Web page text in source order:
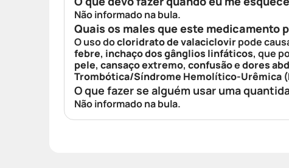
Não informado na bula.
Quais os males que este medicamento
O uso docloridrato de valaciclovirpode
febre, inchaço dos gânglios linfáticos, que
pele, cansaço extremo, confusãoedores
Trombótica/Síndrome Hemolítico-Urêmica
O que fazer se alguém usar uma
Não informado na bula.